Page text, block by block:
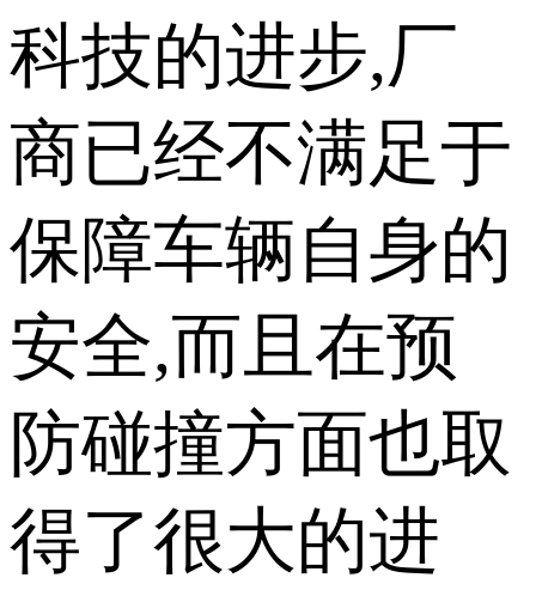
科技的进步,厂
商已经不满足于
保障车辆自身的
安全,而且在预
防碰撞方面也取
得了很大的进